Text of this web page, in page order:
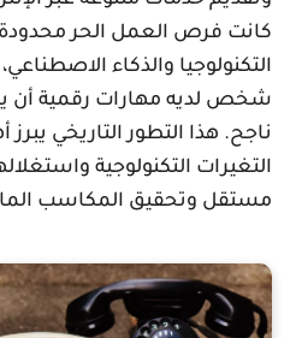
فرص العمل الحر محدودة،
والذكاء الاصطناعي،
لديه مهارات رقمية أن
هذا التطور التاريخي يبرز
التكنولوجية واستغلالها
وتحقيق المكاسب المالية